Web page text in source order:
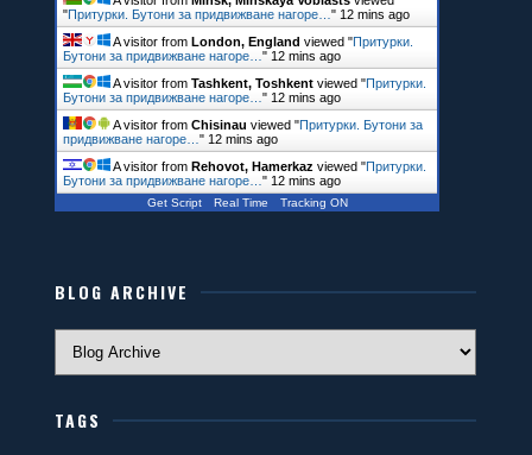
"Притурки. Бутони за придвижване нагоре…" 12 mins ago
A visitor fromLondon, England viewed "Притурки.
Бутони за придвижване нагоре…" 12 mins ago
A visitor fromTashkent, Toshkent viewed "Притурки.
Бутони за придвижване нагоре…" 12 mins ago
A visitor fromChisinau viewed "Притурки. Бутони за
придвижване нагоре…" 12 mins ago
A visitor fromRehovot, Hamerkaz viewed "Притурки.
Бутони за придвижване нагоре…" 12 mins ago
Get Script Real Time Tracking ON
BLOG ARCHIVE
TAGS